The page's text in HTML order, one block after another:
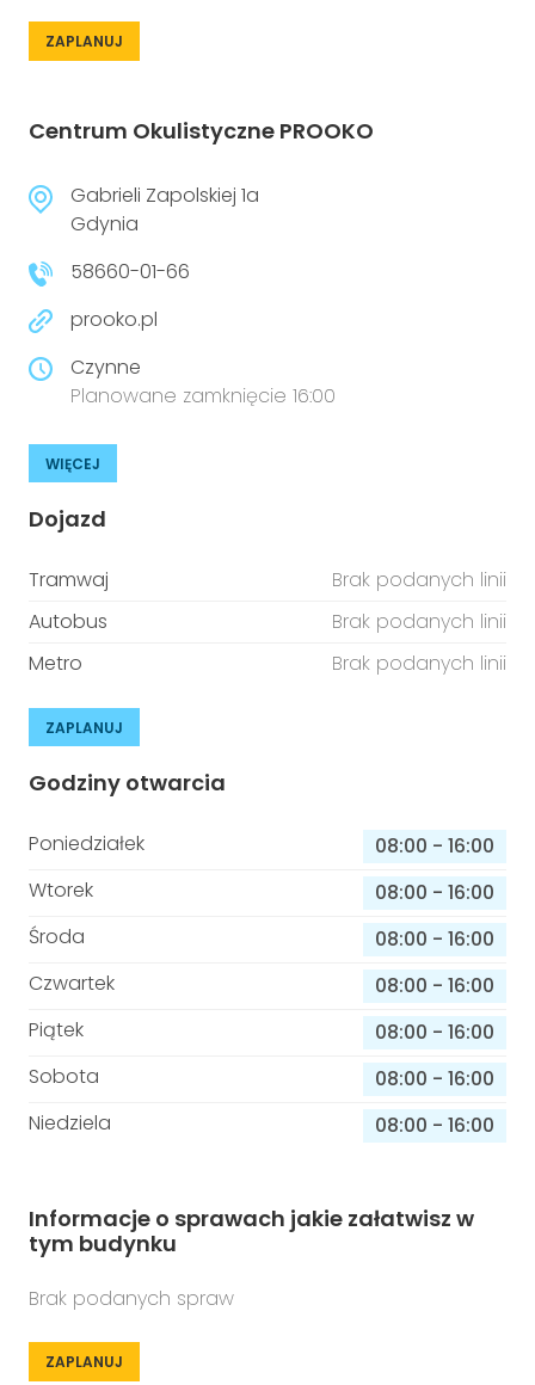
ZAPLANUJ
Centrum Okulistyczne PROOKO
Gabrieli Zapolskiej 1a
Gdynia
58660-01-66
prooko.pl
Czynne
Planowane zamknięcie 16:00
WIĘCEJ
Dojazd
Tramwaj
Brak podanych linii
Autobus
Brak podanych linii
Metro
Brak podanych linii
ZAPLANUJ
Godziny otwarcia
Poniedziałek 08:00 - 16:00
Wtorek
08:00 - 16:00
Środa
08:00 - 16:00
Czwartek
08:00 - 16:00
Piątek
08:00 - 16:00
Sobota
08:00 - 16:00
Niedziela
08:00 - 16:00
Informacje o sprawach jakie załatwisz w
tym budynku
Brak podanych spraw
ZAPLANUJ